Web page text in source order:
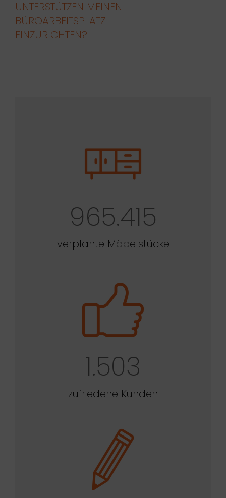
UNTERSTÜTZEN MEINEN
BÜROARBEITSPLATZ
EINZURICHTEN?
965.415
verplante Möbelstücke
1.503
zufriedene Kunden